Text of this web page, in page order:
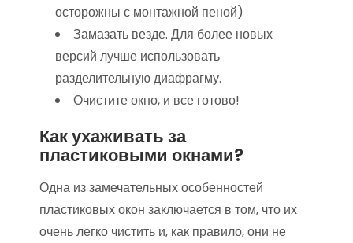
осторожны с монтажной пеной)
Замазать везде. Для более новых
версий лучше использовать
разделительную диафрагму.
Очистите окно, и все готово!
Как ухаживать за
пластиковыми окнами?
Одна из замечательных особенностей
пластиковых окон заключается в том, что их
очень легко чистить и, как правило, они не